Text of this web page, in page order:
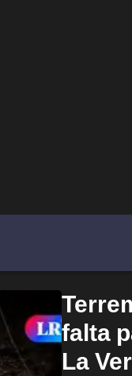
falta
La